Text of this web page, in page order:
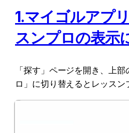
1.マイゴルアプ
スンプロの表示
「探す」ページを開き、上
ロ」に切り替えるとレッス